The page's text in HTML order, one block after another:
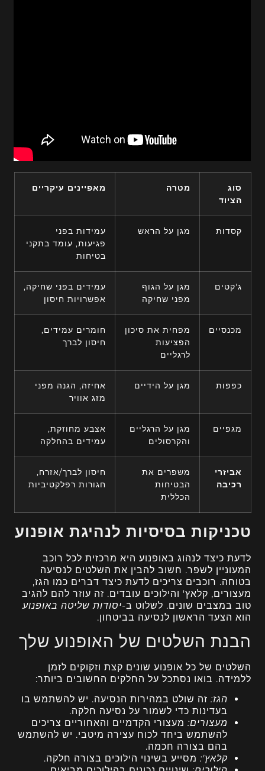
סוג
הציוד
מטרה מאפיינים עיקריים
קסדות מגן על הראש
עמידות בפני
פגיעות, עומד בתקני
בטיחות
ג'קטים
מגן על הגוף
מפני שחיקה
עמידים בפני שחיקה,
אפשרויות חיסון
מכנסיים
מפחית את סיכון
הפציעות
לרגליים
חומרים עמידים,
חיסון לברך
כפפות מגן על הידיים
אחיזה, הגנה מפני
מזג אוויר
מגפיים
מגן על הרגליים
והקרסולים
אצבע מחוזקת,
עמידים בהחלקה
אביזרי
רכיבה
משפרים את
הבטיחות
הכללית
חיסון לברך/אזרח,
חגורות רפלקטיביות
טכניקות בסיסיות לנהיגת אופנוע
לדעת כיצד לנהוג באופנוע היא מרכזית לכל רוכב
המעוניין לשפר. חשוב להבין את השלטים לנסיעה
בטוחה. רוכבים צריכים לדעת כיצד דברים כמו הגז,
מעצורים, קלאץ' והילוכים עובדים. זה עוזר להם להגיב
טוב במצבים שונים. לשלוט ב-יסודות שליטה באופנוע
הוא הצעד הראשון לנסיעה בביטחון.
הבנת השלטים של האופנוע שלך
השלטים של כל אופנוע שונים קצת וזקוקים לזמן
ללמידה. בואו נסתכל על החלקים החשובים ביותר:
הגז: זה שולט במהירות הנסיעה. יש להשתמש בו
בעדינות כדי לשמור על נסיעה חלקה.
מעצורים: מעצורי הקדמיים והאחוריים צריכים
להשתמש ביחד לכוח עצירה מיטבי. יש להשתמש
בהם בצורה חכמה.
קלאץ': מסייע בשינוי הילוכים בצורה חלקה.